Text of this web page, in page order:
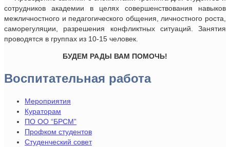
сотрудников академии в целях совершенствования навыков
межличностного и педагогического общения, личностного роста,
саморегуляции, разрешения конфликтных ситуаций. Занятия
проводятся в группах из 10-15 человек.
БУДЕМ РАДЫ ВАМ ПОМОЧЬ!
Воспитательная работа
Мероприятия
Кураторам
ПО ОО “БРСМ”
Профком студентов
Студенческий совет